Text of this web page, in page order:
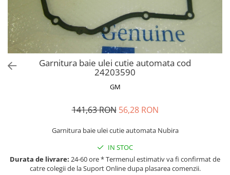
MOVANO
TIGRA-B 2004-2009
VECTRA-C 2002-2008
VIVARO
Mazda CX-80 KL
SX4 S-CROSS Hybrid 48V 2020-
prezent
S-CROSS HYBRID 48V 2022-prezent
VITARA 2015-prezent
VITARA Hybrid 48V 2020-prezent
VITARA Strong Hybrid 140V 2022-
eVitara 2025-prezent
SPARK M300 2010-2018
Garnitura baie ulei cutie automata cod
24203590
GM
141,63 RON 56,28 RON
Garnitura baie ulei cutie automata Nubira
IN STOC
Durata de livrare: 24-60 ore * Termenul estimativ va fi confirmat de
catre colegii de la Suport Online dupa plasarea comenzii.